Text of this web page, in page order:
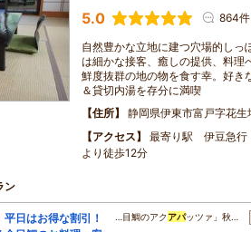
5.0 864件
自然豊かな立地に建つ穴場的しっ
は細かな接客、癒しの提供、料
鮮度抜群の地の物を食す幸。好き
＆貸切内湯を存分に満喫
住所
静岡県伊東市富戸字花生
アクセス
最寄り駅 伊豆急
より徒歩12分
ン
平日はお得な割引！
…目鯛のアクアパッツァ」秋…